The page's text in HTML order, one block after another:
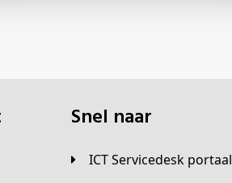
Snel naar
ICT Servicedesk portaal